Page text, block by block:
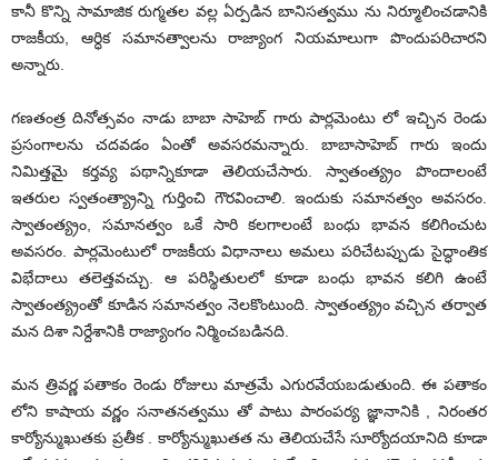
కానీ కొన్ని సామాజిక రుగ్మతల వల్ల ఏర్పడిన బానిసత్వము ను నిర్మూలించడానికి
రాజకీయ, ఆర్ధిక సమానత్వాలను రాజ్యాంగ నియమాలుగా పొందుపరిచార‌ని
అన్నారు.
గణతంత్ర దినోత్సవం నాడు బాబా సాహెబ్ గారు పార్లమెంటు లో ఇచ్చిన రెండు
ప్రసంగాలను చదవడం ఏంతో అవసర‌మ‌న్నారు. బాబాసాహెబ్ గారు ఇందు
నిమిత్తమై కర్తవ్య పథాన్నికూడా తెలియచేసారు. స్వాతంత్య్రం పొందాలంటే
ఇతరుల స్వతంత్య్రాన్ని గుర్తించి గౌరవించాలి. ఇందుకు సమానత్వం అవసరం.
స్వాతంత్య్రం, సమానత్వం ఒకే సారి కలగాలంటే బంధు భావన కలిగించుట
అవసరం. పార్లమెంటులో రాజకీయ విధానాలు అమలు పరిచేటప్పుడు సైద్ధాంతిక
విభేదాలు తలెత్తవచ్చు. ఆ పరిస్థితులలో కూడా బంధు భావన కలిగి ఉంటే
స్వాతంత్య్రంతో కూడిన సమానత్వం నెలకొంటుంది. స్వాతంత్య్రం వచ్చిన తర్వాత
మన దిశా నిర్దేశానికి రాజ్యాంగం నిర్మించబడినది.
మన త్రివర్ణ పతాకం రెండు రోజులు మాత్రమే ఎగురవేయబడుతుంది. ఈ పతాకం
లోని కాషాయ వర్ణం సనాతనత్వము తో పాటు పారంపర్య జ్ఞానానికి , నిరంతర
కార్యోన్ముఖుతకు ప్రతీక . కార్యోన్ముఖుతత ను తెలియచేసే సూర్యోదయానిది కూడా